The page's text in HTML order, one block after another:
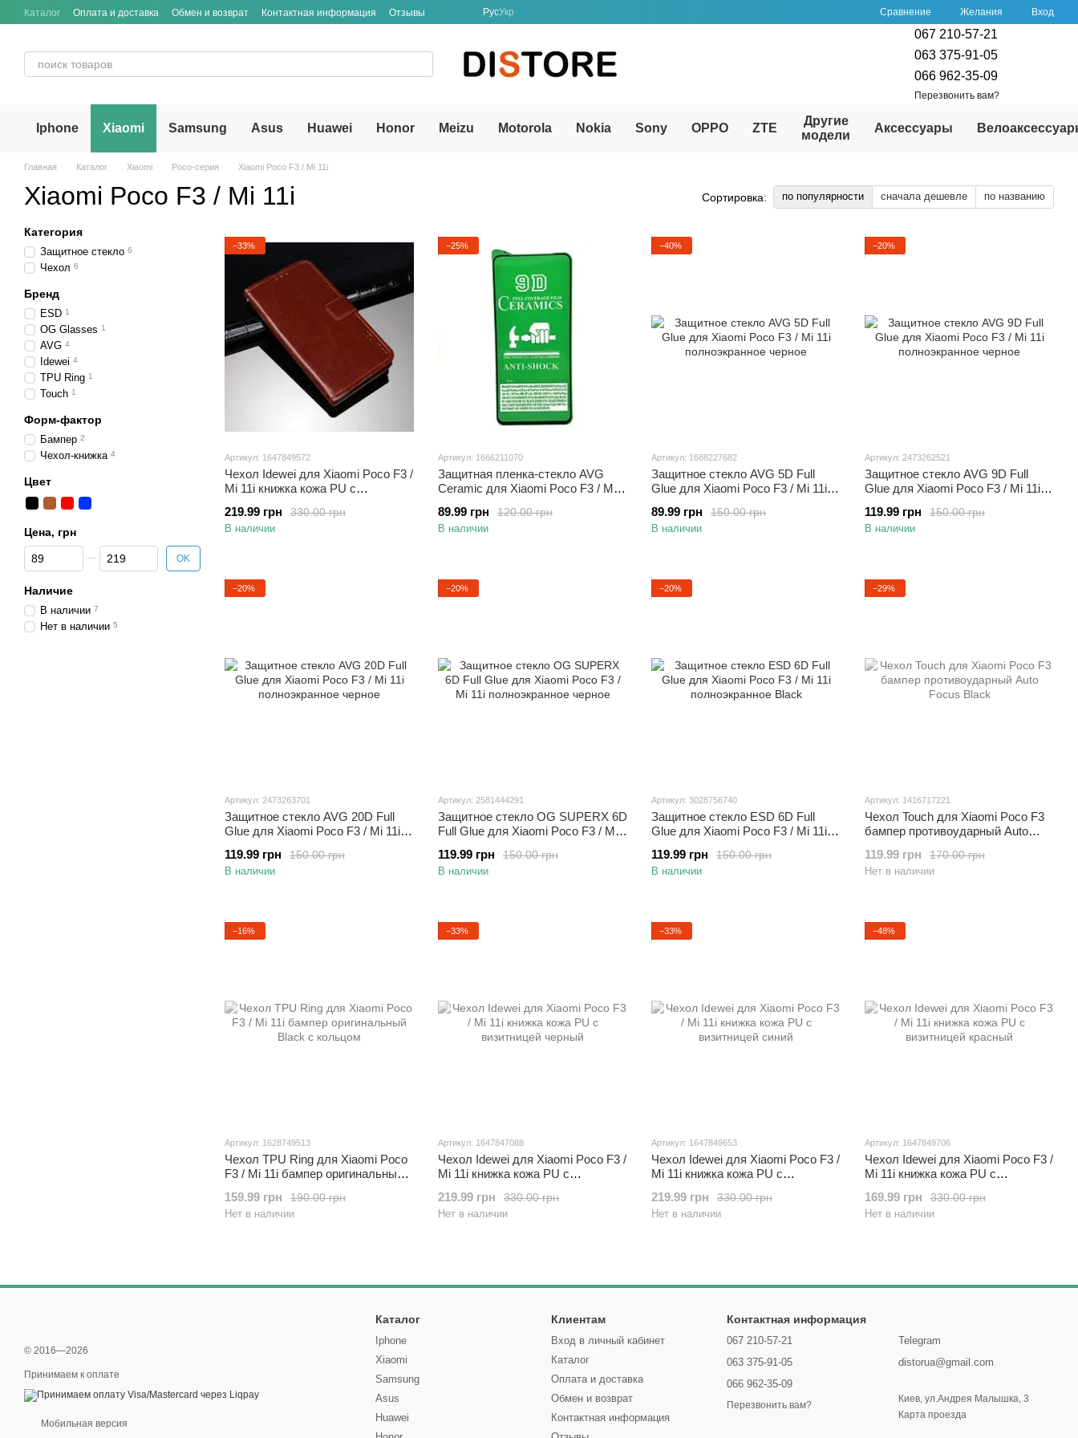
Перейти к основному контенту
Каталог Оплата и доставка Обмен и возврат Контактная информация Отзывы РусУкр Сравнение Желания Вход
067 210-57-21
063 375-91-05
066 962-35-09
Перезвонить вам?
Iphone Xiaomi Samsung Asus Huawei Honor Meizu Motorola Nokia Sony OPPO ZTE
Другие
модели
Аксессуары
Главная Каталог Xiaomi Poco-серия Xiaomi Poco F3 / Mi 11i
Xiaomi Poco F3 / Mi 11i Сортировка: по популярности сначала дешевле по названию
−33%
Артикул: 1647849572
Чехол Idewei для Xiaomi Poco F3 /
Mi 11i книжка кожа PU с
330.00 грн
219.99 грн
В наличии
−25%
Артикул: 1666211070
Защитная пленка-стекло AVG
Ceramic для Xiaomi Poco F3 / Mi
120.00 грн
89.99 грн
В наличии
−40%
Артикул: 1688227682
Защитное стекло AVG 5D Full
Glue для Xiaomi Poco F3 / Mi 11i
150.00 грн
89.99 грн
В наличии
−20%
Артикул: 2473262521
Защитное стекло AVG 9D Full
Glue для Xiaomi Poco F3 / Mi 11i
150.00 грн
119.99 грн
В наличии
−20%
Артикул: 2473263701
Защитное стекло AVG 20D Full
Glue для Xiaomi Poco F3 / Mi 11i
150.00 грн
119.99 грн
В наличии
−20%
Артикул: 2581444291
Защитное стекло OG SUPERX 6D
Full Glue для Xiaomi Poco F3 / Mi
150.00 грн
119.99 грн
В наличии
−20%
Артикул: 3028756740
Защитное стекло ESD 6D Full
Glue для Xiaomi Poco F3 / Mi 11i
150.00 грн
119.99 грн
В наличии
−29%
Артикул: 1416717221
Чехол Touch для Xiaomi Poco F3
бампер противоударный Auto
170.00 грн
119.99 грн
Нет в наличии
−16%
Артикул: 1628749513
Чехол TPU Ring для Xiaomi Poco
F3 / Mi 11i бампер оригинальный
190.00 грн
159.99 грн
Нет в наличии
−33%
Артикул: 1647847088
Чехол Idewei для Xiaomi Poco F3 /
Mi 11i книжка кожа PU с
330.00 грн
219.99 грн
Нет в наличии
−33%
Артикул: 1647849653
Чехол Idewei для Xiaomi Poco F3 /
Mi 11i книжка кожа PU с
330.00 грн
219.99 грн
Нет в наличии
−48%
Артикул: 1647849706
Чехол Idewei для Xiaomi Poco F3 /
Mi 11i книжка кожа PU с
330.00 грн
169.99 грн
Нет в наличии
Категория
Защитное стекло 6
Чехол 6
Бренд
ESD 1
OG Glasses 1
AVG 4
Idewei 4
TPU Ring 1
Touch 1
Форм-фактор
Бампер 2
Чехол-книжка 4
Цвет
Цена, грн
От Цена, грн
До Цена, грн OK
Наличие
В наличии 7
Нет в наличии 5
© 2016—2026
Принимаем к оплате
Мобильная версия
Каталог
Iphone
Xiaomi
Samsung
Asus
Huawei
Клиентам
Вход в личный кабинет
Каталог
Оплата и доставка
Обмен и возврат
Контактная информация
Контактная информация
067 210-57-21
063 375-91-05
066 962-35-09
Перезвонить вам?
Telegram
distorua@gmail.com
Киев, ул.Андрея Малышка, 3
Карта проезда